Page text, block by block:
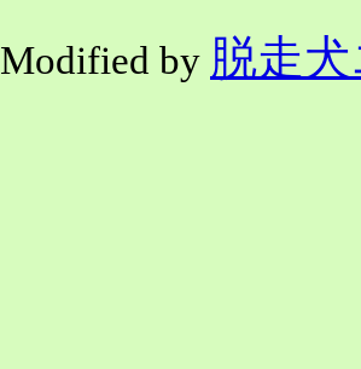
Modified by 脱走